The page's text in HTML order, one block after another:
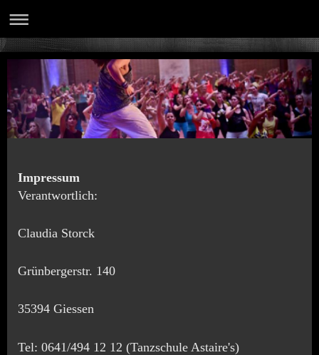
Impressum
Verantwortlich:
Claudia Storck
Grünbergerstr. 140
35394 Giessen
Tel: 0641/494 12 12 (Tanzschule Astaire's)